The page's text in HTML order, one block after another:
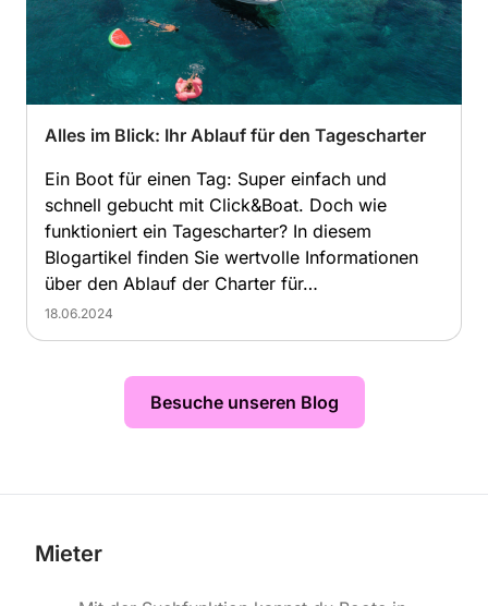
Alles im Blick: Ihr Ablauf für den Tagescharter
Ein Boot für einen Tag: Super einfach und
schnell gebucht mit Click&Boat. Doch wie
funktioniert ein Tagescharter? In diesem
Blogartikel finden Sie wertvolle Informationen
über den Ablauf der Charter für…
18.06.2024
Besuche unseren Blog
Mieter